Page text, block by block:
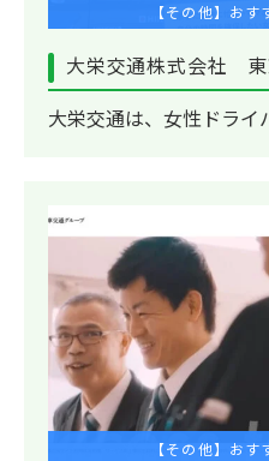
【その他】お
大栄交通株式会社
大栄交通は、女性ドライ
【その他】お